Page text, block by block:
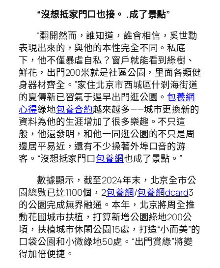
“沒想抵家門口也接。 .成了景點”
“翻開然而，誰知道，誰會相信，奚世勳
表現出來的，與他的本性完全不同。私底
下，他不僅暴虐自私？窗戶就能看到綠樹、
鮮花，出門200米就是社區公園，里面各類健
身器材齊全。”家住北京市西城區什剎海街道
的夏傳新已習氣于遲早出門逛公園。包養網
心得綠地包養合約越來越多——城市更換新的
資料為他的生涯增加了很多樂趣。不只這
般，他還發明，和他一同逛公園的不只是周
邊居平易近，還有不少操著外埠口音的游
客。“沒想抵家門口包養網也成了景點。”
數據顯示，截至2024年末，北京全市公
園總數已達1100個，2包養網/包養網dcard3
的公園完成無界融通。本年，北京將周全推
動花圃城市扶植，打算新增公園綠地200公
頃，扶植城市休閑公園15處，打造“小而美”的
口袋公園和小微綠地50處。“出門賞綠”將變
得加倍便捷。